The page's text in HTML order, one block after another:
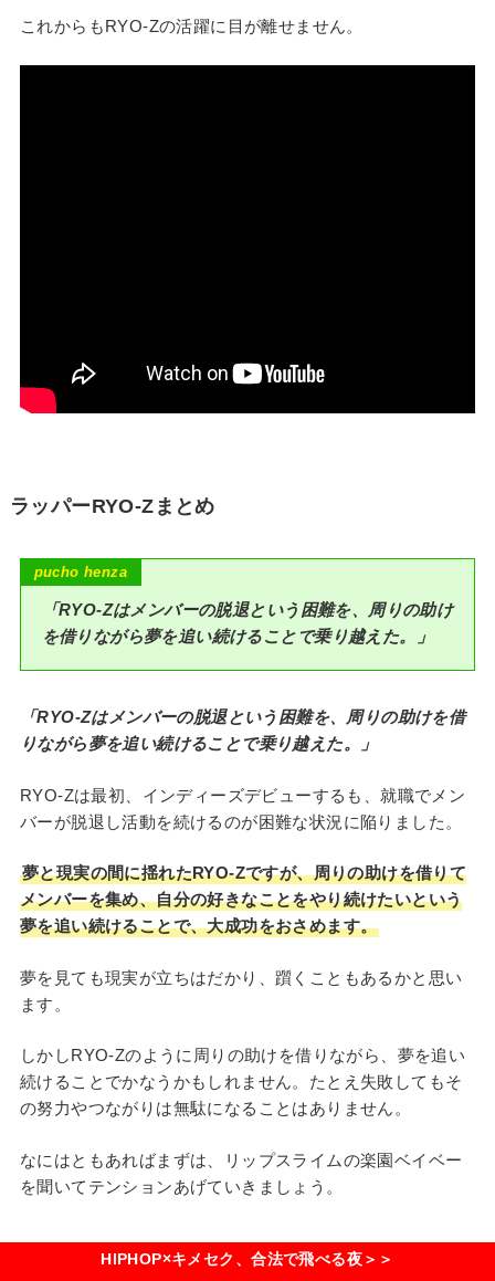
これからもRYO-Zの活躍に目が離せません。
ラッパーRYO-Zまとめ
pucho henza
「RYO-Zはメンバーの脱退という困難を、周りの助け
を借りながら夢を追い続けることで乗り越えた。」
「RYO-Zはメンバーの脱退という困難を、周りの助けを借
りながら夢を追い続けることで乗り越えた。」
RYO-Zは最初、インディーズデビューするも、就職でメン
バーが脱退し活動を続けるのが困難な状況に陥りました。
夢と現実の間に揺れたRYO-Zですが、周りの助けを借りて
メンバーを集め、自分の好きなことをやり続けたいという
夢を追い続けることで、大成功をおさめます。
夢を見ても現実が立ちはだかり、躓くこともあるかと思い
ます。
しかしRYO-Zのように周りの助けを借りながら、夢を追い
続けることでかなうかもしれません。たとえ失敗してもそ
の努力やつながりは無駄になることはありません。
なにはともあればまずは、リップスライムの楽園ベイベー
を聞いてテンションあげていきましょう。
HIPHOP×キメセク、合法で飛べる夜＞＞